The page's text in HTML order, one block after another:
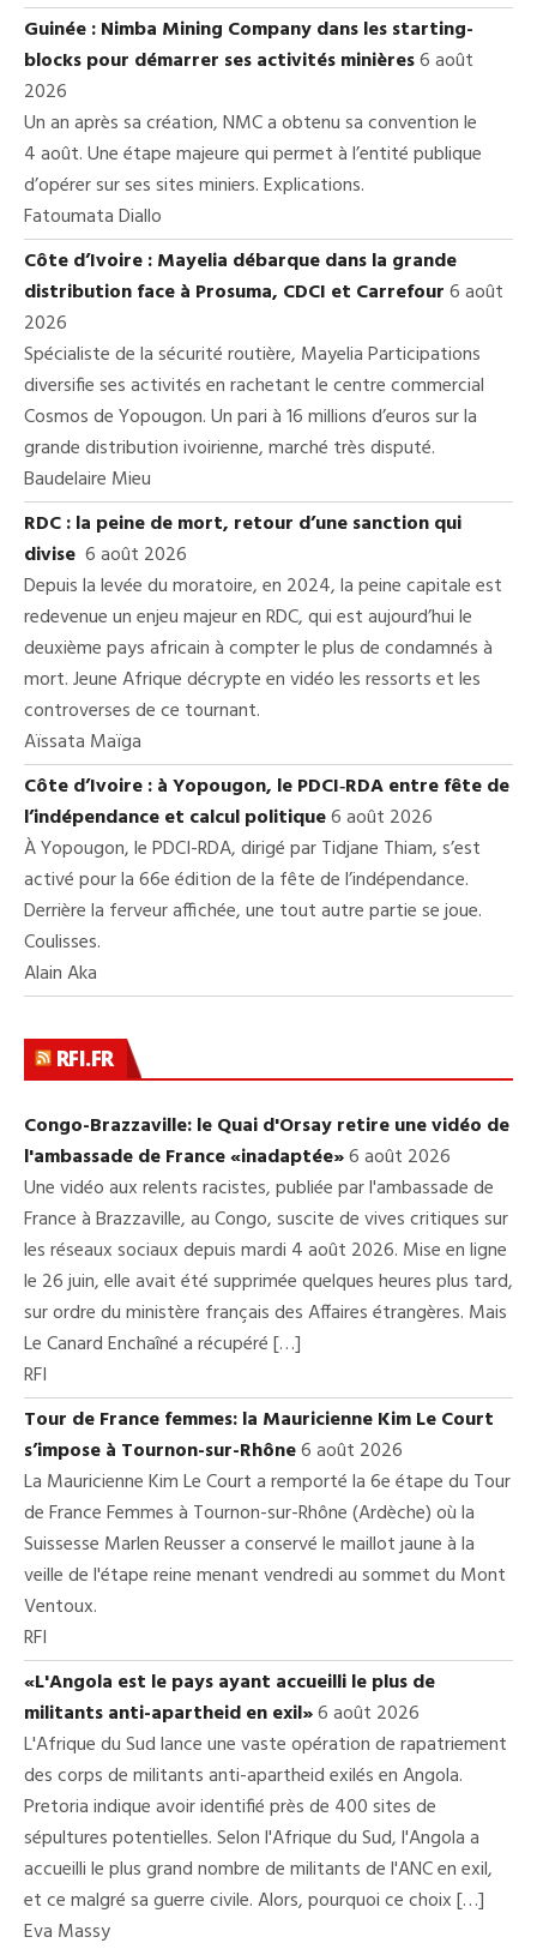
Guinée : Nimba Mining Company dans les starting-
blocks pour démarrer ses activités minières6 août
2026
Un an après sa création, NMC a obtenu sa convention le
4 août. Une étape majeure qui permet à l’entité publique
d’opérer sur ses sites miniers. Explications.
Fatoumata Diallo
Côte d’Ivoire : Mayelia débarque dans la grande
distribution face à Prosuma, CDCI et Carrefour6 août
2026
Spécialiste de la sécurité routière, Mayelia Participations
diversifie ses activités en rachetant le centre commercial
Cosmos de Yopougon. Un pari à 16 millions d’euros sur la
grande distribution ivoirienne, marché très disputé.
Baudelaire Mieu
RDC : la peine de mort, retour d’une sanction qui
divise 6 août 2026
Depuis la levée du moratoire, en 2024, la peine capitale est
redevenue un enjeu majeur en RDC, qui est aujourd’hui le
deuxième pays africain à compter le plus de condamnés à
mort. Jeune Afrique décrypte en vidéo les ressorts et les
controverses de ce tournant.
Aïssata Maïga
Côte d’Ivoire : à Yopougon, le PDCI‑RDA entre fête de
l’indépendance et calcul politique6 août 2026
À Yopougon, le PDCI-RDA, dirigé par Tidjane Thiam, s’est
activé pour la 66e édition de la fête de l’indépendance.
Derrière la ferveur affichée, une tout autre partie se joue.
Coulisses.
Alain Aka
RFI.FR
Congo-Brazzaville: le Quai d'Orsay retire une vidéo de
l'ambassade de France «inadaptée»6 août 2026
Une vidéo aux relents racistes, publiée par l'ambassade de
France à Brazzaville, au Congo, suscite de vives critiques sur
les réseaux sociaux depuis mardi 4 août 2026. Mise en ligne
le 26 juin, elle avait été supprimée quelques heures plus tard,
sur ordre du ministère français des Affaires étrangères. Mais
Le Canard Enchaîné a récupéré […]
RFI
Tour de France femmes: la Mauricienne Kim Le Court
s’impose à Tournon-sur-Rhône6 août 2026
La Mauricienne Kim Le Court a remporté la 6e étape du Tour
de France Femmes à Tournon-sur-Rhône (Ardèche) où la
Suissesse Marlen Reusser a conservé le maillot jaune à la
veille de l'étape reine menant vendredi au sommet du Mont
Ventoux.
RFI
«L'Angola est le pays ayant accueilli le plus de
militants anti-apartheid en exil»6 août 2026
L'Afrique du Sud lance une vaste opération de rapatriement
des corps de militants anti-apartheid exilés en Angola.
Pretoria indique avoir identifié près de 400 sites de
sépultures potentielles. Selon l'Afrique du Sud, l'Angola a
accueilli le plus grand nombre de militants de l'ANC en exil,
et ce malgré sa guerre civile. Alors, pourquoi ce choix […]
Eva Massy